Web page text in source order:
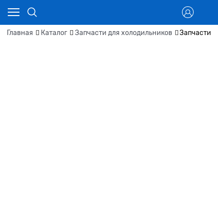
Главная Каталог Запчасти для холодильников Запчасти